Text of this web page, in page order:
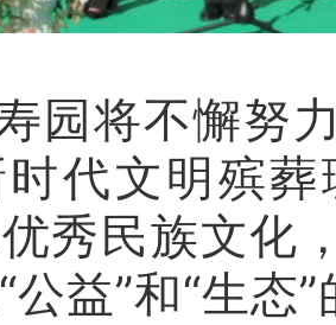
园将不懈努
代文明殡
秀民族文化
公益”和“生态